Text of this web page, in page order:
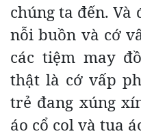
chúng ta đến.
nỗi buồn và cớ
các tiệm may
thật là cớ vấp
trẻ đang xúng
áo cổ col và tua